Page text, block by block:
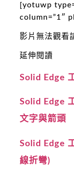
[yotuwp
column=”1″
影片無法觀看
延伸閱讀
Solid Edge
Solid Edge
文字與箭頭
Solid Edge
線折彎)